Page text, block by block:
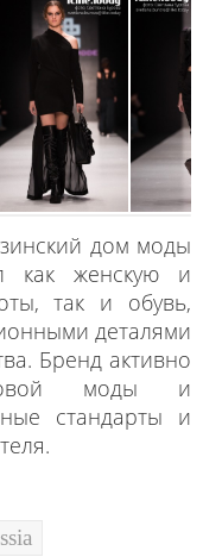
дом моды
как женскую и
так и обувь,
деталями
Бренд активно
моды и
стандарты и